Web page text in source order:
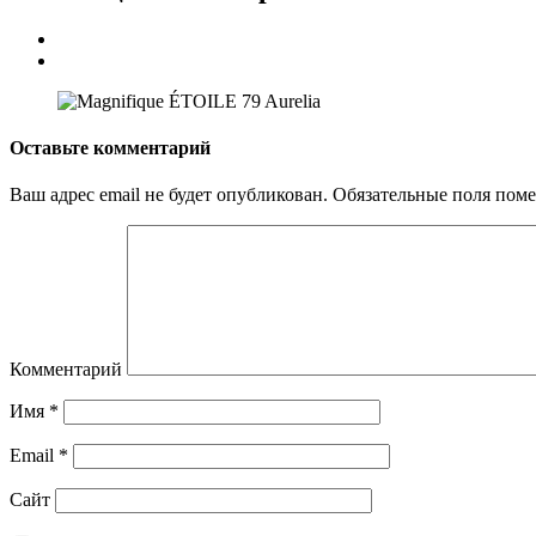
Оставьте комментарий
Ваш адрес email не будет опубликован. Обязательные поля
Комментарий
Имя *
Email *
Сайт